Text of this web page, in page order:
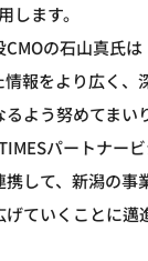
します。
の石山真氏
報をより広く、
よう努めてまい
パートナー
して、新潟の事
げていくことに邁